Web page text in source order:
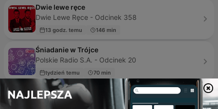
Dwie lewe ręce
Dwie Lewe Ręce - Odcinek 358
13 godz. temu 146 min
Śniadanie w Trójce
Polskie Radio S.A. - Odcinek 20
tydzień temu 70 min
Strona1 z4